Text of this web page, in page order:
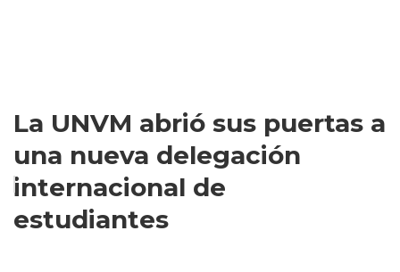
La UNVM abrió sus puertas a
una nueva delegación
internacional de
estudiantes